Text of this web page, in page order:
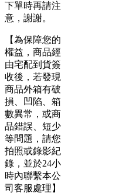
下單時再請注
意，謝謝。
【為保障您的
權益，商品經
由宅配到貨簽
收後，若發現
商品外箱有破
損、凹陷、箱
數異常，或商
品錯誤、短少
等問題，請您
拍照或錄影紀
錄，並於24小
時內聯繫本公
司客服處理】